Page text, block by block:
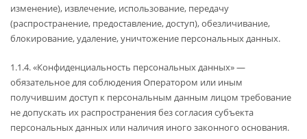
изменение), извлечение, использование, передачу
(распространение, предоставление, доступ), обезличивание,
блокирование, удаление, уничтожение персональных данных.
1.1.4. «Конфиденциальность персональных данных» —
обязательное для соблюдения Оператором или иным
получившим доступ к персональным данным лицом требование
не допускать их распространения без согласия субъекта
персональных данных или наличия иного законного основания.